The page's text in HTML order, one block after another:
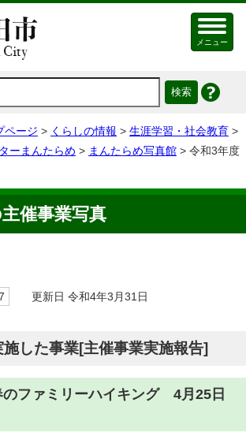
メニュー
ページ > くらしの情報 > 生涯学習・社会教育 >
ーまんたらめ > まんたらめ写真館 > 令和3年度
催事業写真
更新日 令和4年3月31日
した事業[主催事業実施報告]
ファミリーハイキング 4月25日